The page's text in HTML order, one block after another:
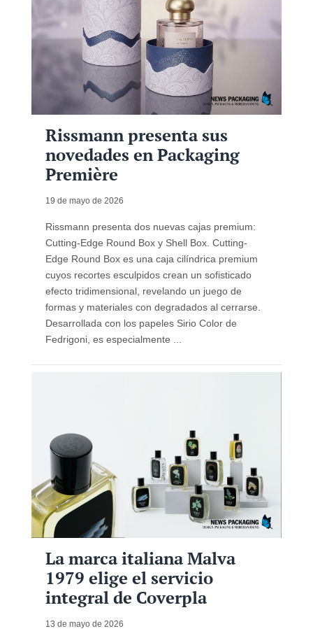
Rissmann presenta sus
novedades en Packaging
Première
19 de mayo de 2026
Rissmann presenta dos nuevas cajas premium:
Cutting-Edge Round Box y Shell Box. Cutting-
Edge Round Box es una caja cilíndrica premium
cuyos recortes esculpidos crean un sofisticado
efecto tridimensional, revelando un juego de
formas y materiales con degradados al cerrarse.
Desarrollada con los papeles Sirio Color de
Fedrigoni, es especialmente ...
La marca italiana Malva
1979 elige el servicio
integral de Coverpla
13 de mayo de 2026